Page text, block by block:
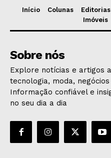
Início Colunas Editorias
Imóveis
Sobre nós
Explore notícias e artigos
tecnologia, moda,
Informação confiável e
no seu dia a dia